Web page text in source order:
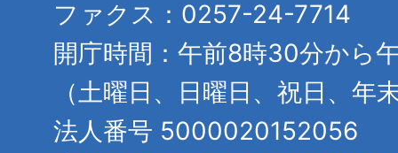
ファクス：0257-24-7714
開庁時間：午前8時30分から
（土曜日、日曜日、祝日、年
法人番号 5000020152056